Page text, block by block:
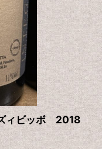
ィビッボ 2018